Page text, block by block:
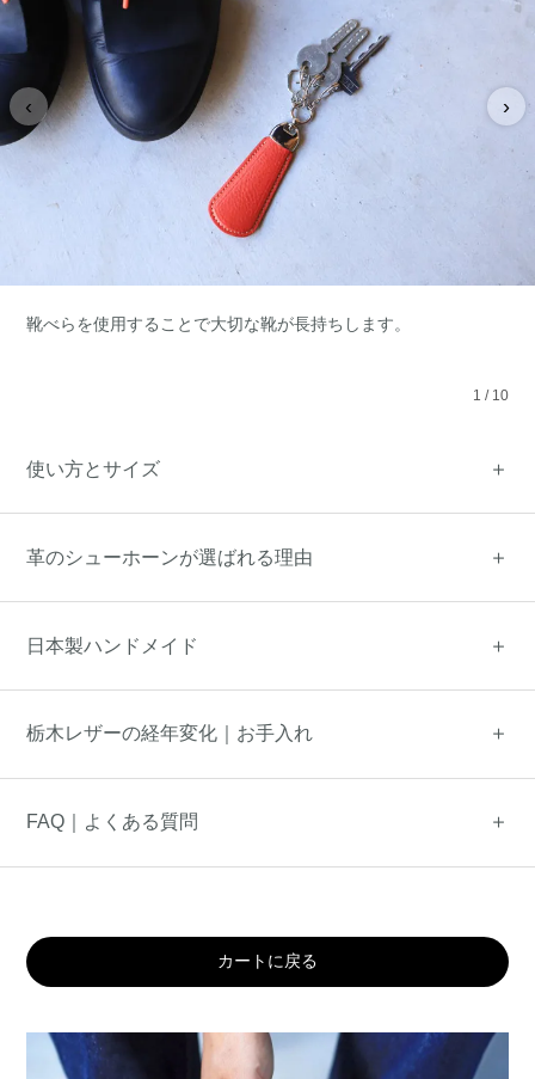
‹ ›
靴べらを使用することで大切な靴が長持ちします。
1 / 10
使い方とサイズ
革のシューホーンが選ばれる理由
日本製ハンドメイド
栃木レザーの経年変化｜お手入れ
FAQ｜よくある質問
カートに戻る